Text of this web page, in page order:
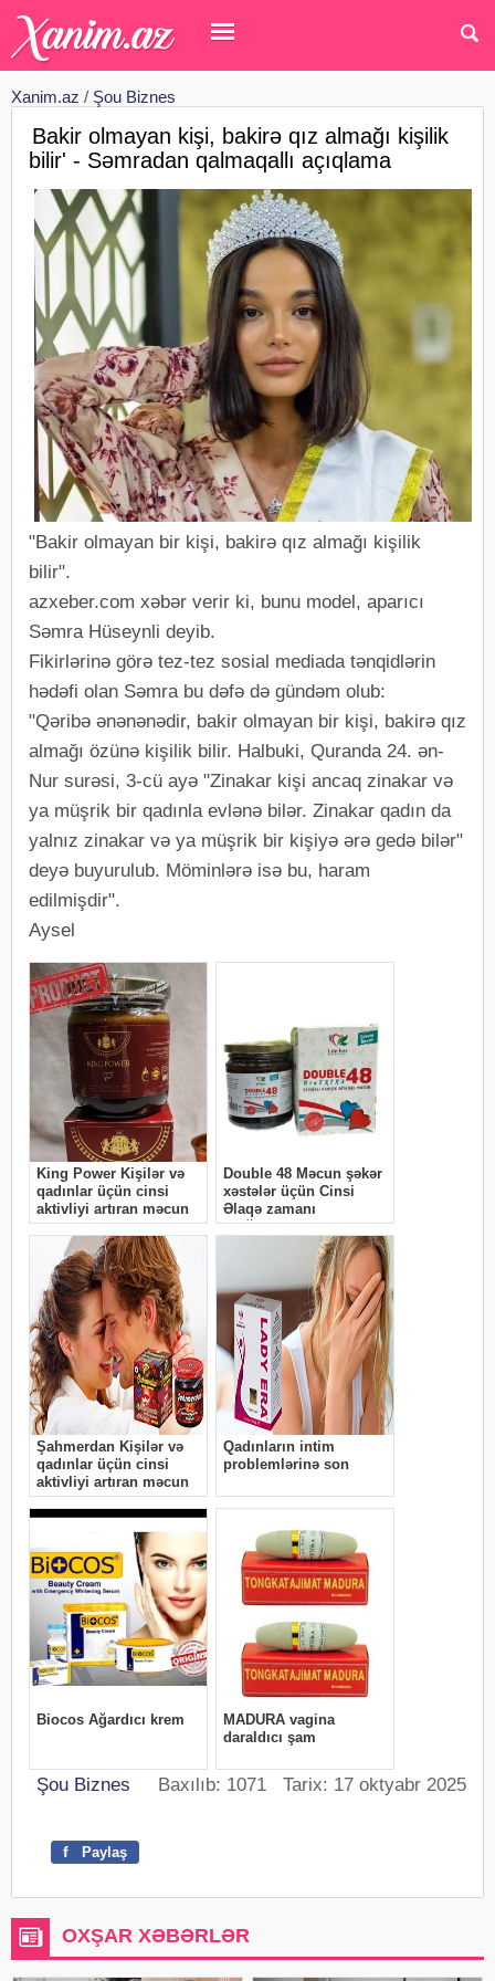
Xanim.az / Şou Biznes
Bakir olmayan kişi, bakirə qız almağı kişilik
bilir' - Səmradan qalmaqallı açıqlama
"Bakir olmayan bir kişi, bakirə qız almağı kişilik
bilir".
azxeber.com xəbər verir ki, bunu model, aparıcı
Səmra Hüseynli deyib.
Fikirlərinə görə tez-tez sosial mediada tənqidlərin
hədəfi olan Səmra bu dəfə də gündəm olub:
"Qəribə ənənənədir, bakir olmayan bir kişi, bakirə qız
almağı özünə kişilik bilir. Halbuki, Quranda 24. ən-
Nur surəsi, 3-cü ayə "Zinakar kişi ancaq zinakar və
ya müşrik bir qadınla evlənə bilər. Zinakar qadın da
yalnız zinakar və ya müşrik bir kişiyə ərə gedə bilər"
deyə buyurulub. Möminlərə isə bu, haram
edilmişdir".
Aysel
Şou Biznes Baxılıb: 1071 Tarix: 17 oktyabr 2025
f Paylaş
OXŞAR XƏBƏRLƏR